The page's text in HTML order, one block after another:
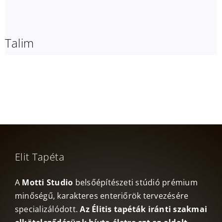
Talim
Elit Tapéta
A Motti Studio belsőépítészeti stúdió prémium
minőségű, karakteres enteriőrök tervezésére
specializálódott.Az Élitis tapéták iránti szakmai